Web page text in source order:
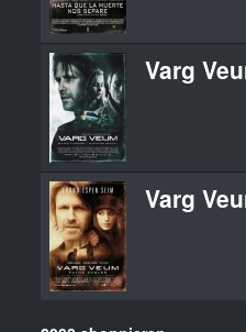
Varg
Varg